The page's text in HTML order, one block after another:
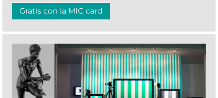
Gratis con la MIC card